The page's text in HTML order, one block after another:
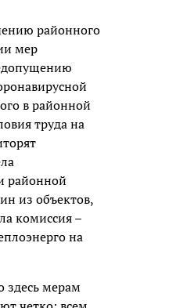
районного
мер
в районной
труда на
районной
из объектов,
комиссия –
на
здесь мерам